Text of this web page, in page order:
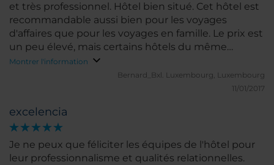
et très professionnel. Hôtel bien situé. Cet hôtel est
recommandable aussi bien pour les voyages
d'affaires que pour les voyages en famille. Le prix est
un peu élevé, mais certains hôtels du même
quartier au même prix sont beaucoup moins bien
pour ce qui concerne la propreté et les rénovations
Montrer l'information
Bernard_Bxl. Luxembourg, Luxembourg
11/01/2017
excelencia
Je ne peux que féliciter les équipes de l'hôtel pour
leur professionnalisme et qualités relationnelles.